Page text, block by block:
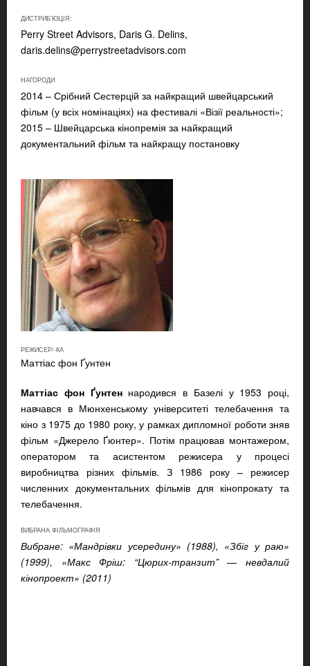
ДИСТРИБ'ЮЦІЯ:
Perry Street Advisors, Daris G. Delins,
daris.delins@perrystreetadvisors.com
НАГОРОДИ
2014 – Срібний Сестерцій за найкращий швейцарський
фільм (у всіх номінаціях) на фестивалі «Візії реальності»;
2015 – Швейцарська кінопремія за найкращий
документальний фільм та найкращу постановку
РЕЖИСЕР/-КА
Маттіас фон Ґунтен
Маттіас фон Ґунтен народився в Базелі у 1953 році,
навчався в Мюнхенському університеті телебачення та
кіно з 1975 до 1980 року, у рамках дипломної роботи зняв
фільм «Джерело Ґюнтер». Потім працював монтажером,
оператором та асистентом режисера у процесі
виробництва різних фільмів. З 1986 року – режисер
численних документальних фільмів для кінопрокату та
телебачення.
ВИБРАНА ФІЛЬМОГРАФІЯ
Вибране: «Мандрівки усередину» (1988), «Збіг у раю»
(1999), «Макс Фріш: “Цюрих-транзит” — невдалий
кінопроект» (2011)